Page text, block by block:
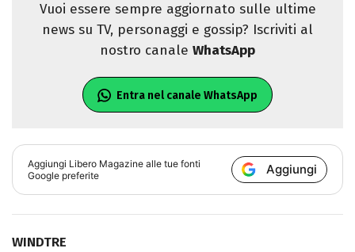
Vuoi essere sempre aggiornato sulle ultime
news su TV, personaggi e gossip? Iscriviti al
nostro canale WhatsApp
Entra nel canale WhatsApp
Aggiungi Libero Magazine alle tue fonti
Google preferite
Aggiungi
WINDTRE